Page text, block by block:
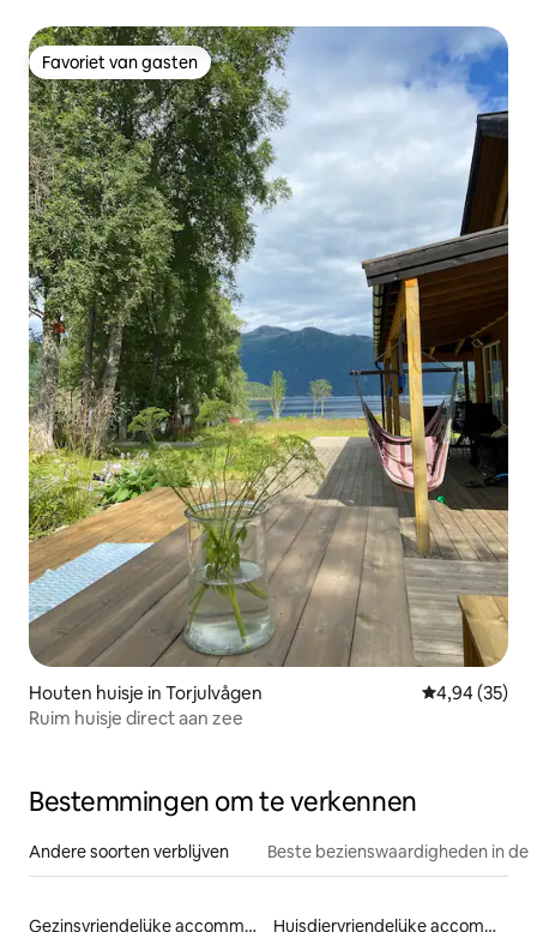
Favoriet van gasten
Favoriet van gasten
Houten huisje in Torjulvågen Gemiddelde
4,94 (35)
Ruim huisje direct aan zee
Bestemmingen om te verkennen
Andere soorten verblijven Beste bezienswaardigheden in de
Gezinsvriendelijke accommodaties
Huisdiervriendelijke accommodaties